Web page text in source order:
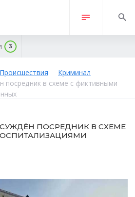
3
Происшествия
Криминал
посредник в схеме с фиктивными
ПОСРЕДНИК В СХЕМЕ